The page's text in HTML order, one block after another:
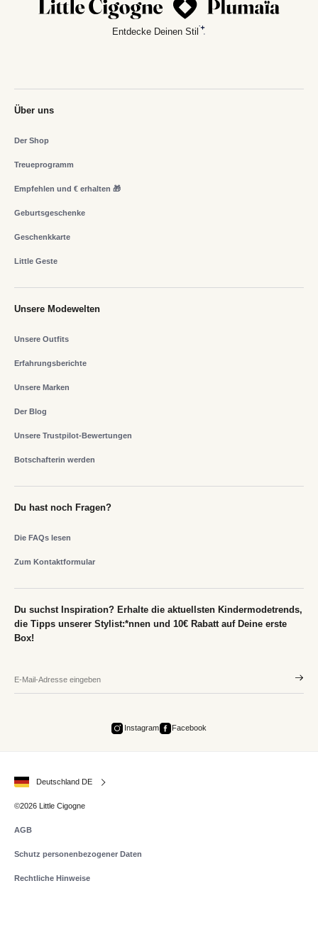
Entdecke Deinen Stil
Über uns
Der Shop
Treueprogramm
Empfehlen und € erhalten 🎁
Geburtsgeschenke
Geschenkkarte
Little Geste
Unsere Modewelten
Unsere Outfits
Erfahrungsberichte
Unsere Marken
Der Blog
Unsere Trustpilot-Bewertungen
Botschafterin werden
Du hast noch Fragen?
Die FAQs lesen
Zum Kontaktformular
Du suchst Inspiration? Erhalte die aktuellsten Kindermodetrends,
die Tipps unserer Stylist:*nnen und 10€ Rabatt auf Deine erste
Box!
Instagram Facebook
Deutschland DE
©2026 Little Cigogne
AGB
Schutz personenbezogener Daten
Rechtliche Hinweise